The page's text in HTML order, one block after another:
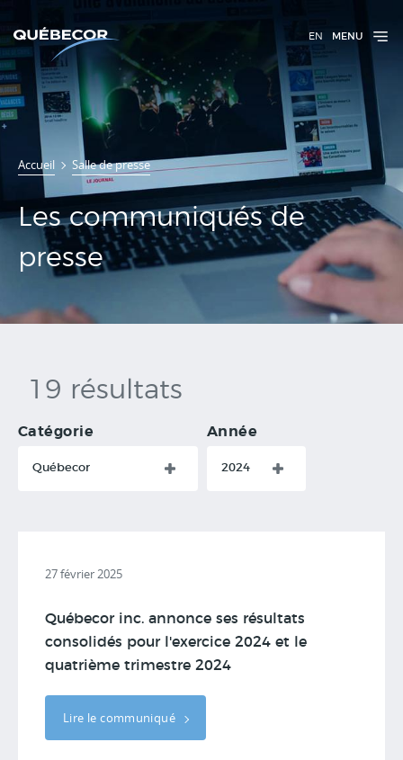
EN MENU
Accueil Salle de presse
Communiqués
de presse
Les communiqués de
presse
19 résultats
Catégorie
Québecor
Année
2024
27 février 2025
Québecor inc. annonce ses résultats
consolidés pour l'exercice 2024 et le
quatrième trimestre 2024
Lire le communiqué